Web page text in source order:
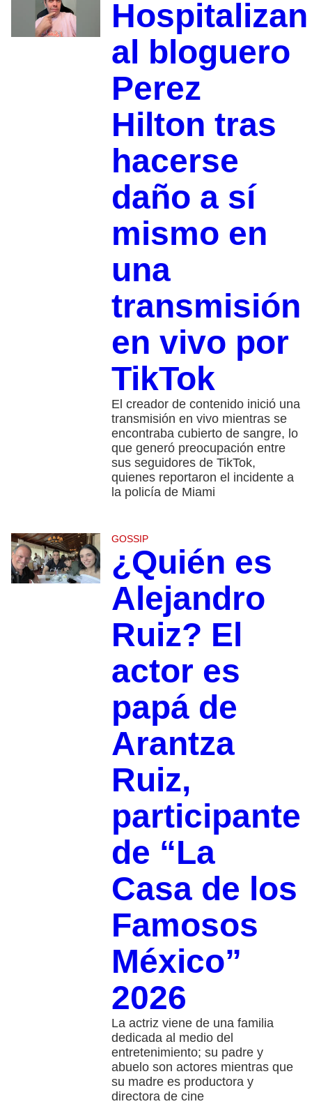
Hospitalizan
al bloguero
Perez
Hilton tras
hacerse
daño a sí
mismo en
una
transmisión
en vivo por
TikTok
El creador de contenido inició una
transmisión en vivo mientras se
encontraba cubierto de sangre, lo
que generó preocupación entre
sus seguidores de TikTok,
quienes reportaron el incidente a
la policía de Miami
GOSSIP
¿Quién es
Alejandro
Ruiz? El
actor es
papá de
Arantza
Ruiz,
participante
de “La
Casa de los
Famosos
México”
2026
La actriz viene de una familia
dedicada al medio del
entretenimiento; su padre y
abuelo son actores mientras que
su madre es productora y
directora de cine